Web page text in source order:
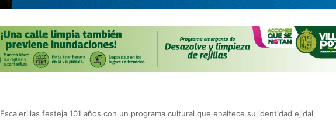
Escalerillas festeja 101 años con un programa cultural que enaltece su identidad ejidal